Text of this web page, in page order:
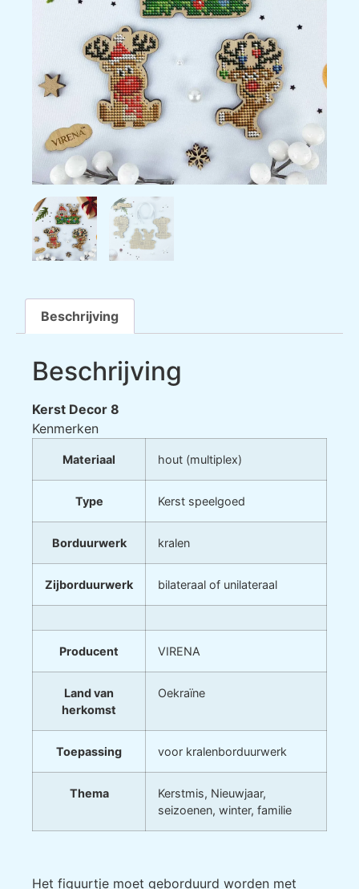
Beschrijving
Beschrijving
Kerst Decor 8
Kenmerken
Materiaal hout (multiplex)
Type Kerst speelgoed
Borduurwerk kralen
Zijborduurwerk bilateraal of unilateraal
Producent VIRENA
Land van
herkomst
Oekraïne
Toepassing voor kralenborduurwerk
Thema
Kerstmis, Nieuwjaar,
seizoenen, winter, familie
Het figuurtje moet geborduurd worden met